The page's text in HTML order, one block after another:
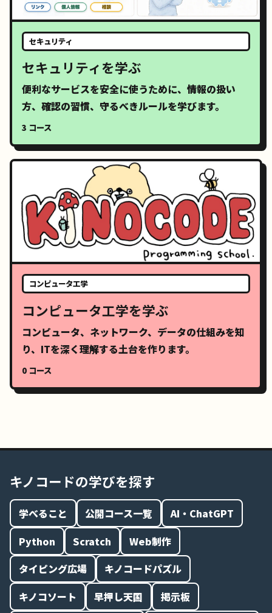
セキュリティ
セキュリティを学ぶ
便利なサービスを安全に使うために、情報の扱い
方、確認の習慣、守るべきルールを学びます。
3 コース
コンピュータ工学
コンピュータ工学を学ぶ
コンピュータ、ネットワーク、データの仕組みを知
り、ITを深く理解する土台を作ります。
0 コース
キノコードの学びを探す
学べること 公開コース一覧
AI・ChatGPT
Python
Scratch
Web制作
タイピング広場
キノコードパズル
キノコソート
早押し天国 掲示板